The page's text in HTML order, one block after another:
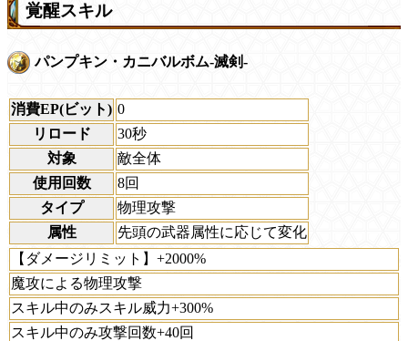
覚醒スキル
パンプキン・カニバルボム-滅剣-
消費EP(ビット) 0
リロード
30秒
対象
敵全体
使用回数
8回
タイプ
物理攻撃
属性
先頭の武器属性に応じて変化
【ダメージリミット】+2000%
魔攻による物理攻撃
スキル中のみスキル威力+300%
スキル中のみ攻撃回数+40回